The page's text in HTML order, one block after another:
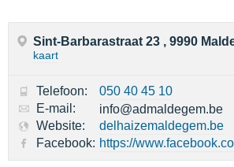
Sint-Barbarastraat 23 , 9990
kaart
Telefoon:
050 40 45 10
E-mail:
info@admaldegem.be
Website:
delhaizemaldegem.be
Facebook: https://